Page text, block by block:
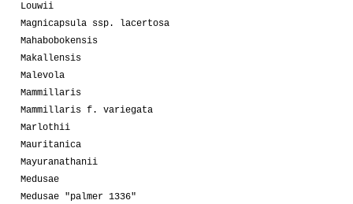
Louwii
Magnicapsula ssp. lacertosa
Mahabobokensis
Makallensis
Malevola
Mammillaris
Mammillaris f. variegata
Marlothii
Mauritanica
Mayuranathanii
Medusae
Medusae "palmer 1336"